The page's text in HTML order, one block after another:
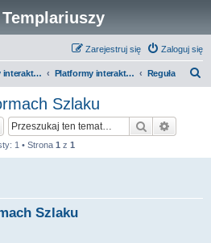
Zaloguj się
Zarejestruj się
Platformy interaktywne Szlaku Templariuszy Platformy interaktywne - Zakon Templariuszy Reguła
Szlaku
Szukaj
1 • Strona 1 z 1
Szlaku